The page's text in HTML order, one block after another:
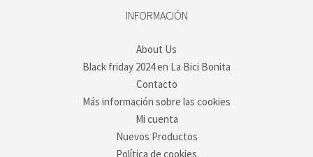
INFORMACIÓN
About Us
Black friday 2024 en La Bici Bonita
Contacto
Más información sobre las cookies
Mi cuenta
Nuevos Productos
Política de cookies